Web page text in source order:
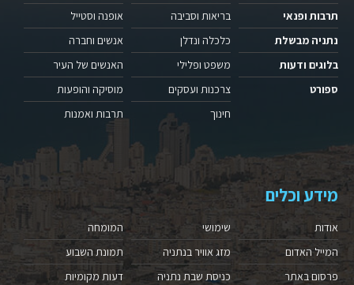
תרבות ופנאי
נתניה מבשלת
בלוגים ודעות
ספורט
בריאות וסביבה
כלכלה ונדלן
משפט ופלילי
צרכנות ועסקים
חינוך
אופנה וסטייל
אנשים וחברה
האנשים של העיר
מוסיקה והופעות
תרבות ואמנות
מידע וכלים
אודות
המייל האדום
פרסום באתר
שימושי
מזג אוויר בנתניה
כניסת שבת נתניה
המומחה
תמונת השבוע
דעות מקומיות